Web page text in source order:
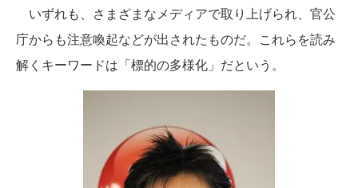
いずれも、さまざまなメディアで取り上げられ、官公
庁からも注意喚起などが出されたものだ。これらを読み
解くキーワードは「標的の多様化」だという。